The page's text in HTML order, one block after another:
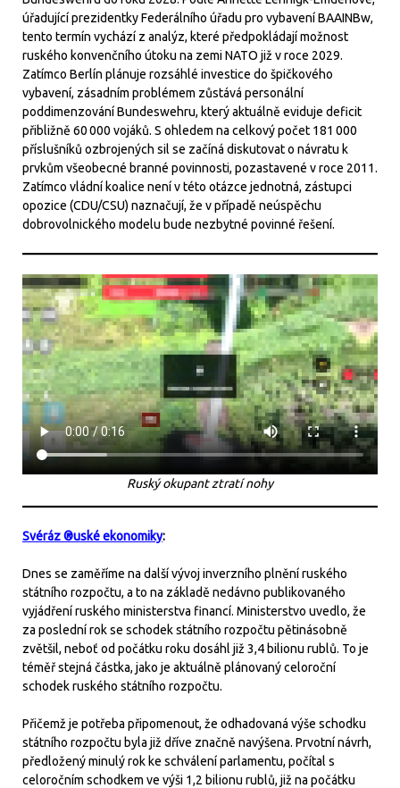
úřadující prezidentky Federálního úřadu pro vybavení BAAINBw,
tento termín vychází z analýz, které předpokládají možnost
ruského konvenčního útoku na zemi NATO již v roce 2029.
Zatímco Berlín plánuje rozsáhlé investice do špičkového
vybavení, zásadním problémem zůstává personální
poddimenzování Bundeswehru, který aktuálně eviduje deficit
přibližně 60 000 vojáků. S ohledem na celkový počet 181 000
příslušníků ozbrojených sil se začíná diskutovat o návratu k
prvkům všeobecné branné povinnosti, pozastavené v roce 2011.
Zatímco vládní koalice není v této otázce jednotná, zástupci
opozice (CDU/CSU) naznačují, že v případě neúspěchu
dobrovolnického modelu bude nezbytné povinné řešení.
Ruský okupant ztratí nohy
Svéráz ®uské ekonomiky:
Dnes se zaměříme na další vývoj inverzního plnění ruského
státního rozpočtu, a to na základě nedávno publikovaného
vyjádření ruského ministerstva financí. Ministerstvo uvedlo, že
za poslední rok se schodek státního rozpočtu pětinásobně
zvětšil, neboť od počátku roku dosáhl již 3,4 bilionu rublů. To je
téměř stejná částka, jako je aktuálně plánovaný celoroční
schodek ruského státního rozpočtu.
Přičemž je potřeba připomenout, že odhadovaná výše schodku
státního rozpočtu byla již dříve značně navýšena. Prvotní návrh,
předložený minulý rok ke schválení parlamentu, počítal s
celoročním schodkem ve výši 1,2 bilionu rublů, již na počátku